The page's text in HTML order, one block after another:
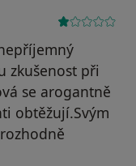
zkušenost při
se arogantně
obtěžují.Svým